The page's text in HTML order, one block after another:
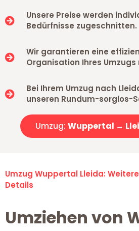
Unsere Preise werden
Bedürfnisse zugeschnitten.
Wir garantieren eine
Organisation Ihres Umzugs
Bei Ihrem Umzug nach
unseren Rundum-sorglos-
Umzug: Wuppertal →
Umzug Wuppertal Lleida:
Details
Umziehen von